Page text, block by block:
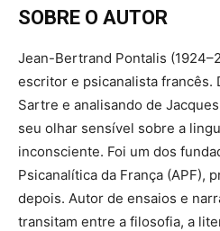
SOBRE O AUTOR
Jean-Bertrand Pontalis
escritor e psicanalista francês.
Sartre e analisando de
seu olhar sensível sobre a
inconsciente. Foi um dos
Psicanalítica da França (APF),
depois. Autor de ensaios e
transitam entre a filosofia, a